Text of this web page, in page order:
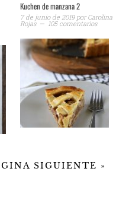
Kuchen de manzana 2
7 de junio de 2019porCarolina
Rojas 105 comentarios
SIGUIENTE »